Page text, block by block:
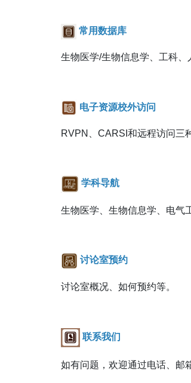
常用数据库
生物医学/生物信息学、工科、
电子资源校外访问
RVPN、CARSI和远程访问三
学科导航
生物医学、生物信息学、电气
讨论室预约
讨论室概况、如何预约等。
联系我们
如有问题，欢迎通过电话、邮